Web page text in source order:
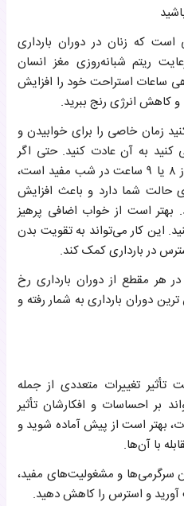
که زنان در دوران بارداری
ریتم شبانه‌روزی مغز انسان
ساعات استراحت خود را افزایش
کاهش انرژی رنج ببرید.
زمان خاصی را برای خوابیدن و
کنید به آن عادت کنید. حتی اگر
احساس می‌کنید خوابیدن بیش از ۸ یا ۹ ساعت در شب مفید است،
حالت شما دارد و باعث افزایش
است از خواب اضافی پرهیز
این کار می‌تواند به تقویت بدن
در بارداری کمک کند.
هر مقطع از دوران بارداری رخ
دوران بارداری به شمار رفته و
تأثیر تغییرات متعددی از جمله
بر احساسات و افکارشان تأثیر
بهتر است از پیش آماده شوید و
با آن‌ها.
سرگرمی‌ها و مشغولیت‌های مفید،
و استرس را کاهش دهید.